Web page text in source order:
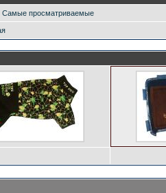
Самые просматриваемые